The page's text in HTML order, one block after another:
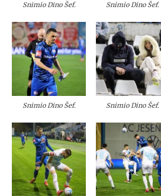
Snimio Dino Šef. Snimio Dino Šef.
Snimio Dino Šef. Snimio Dino Šef.